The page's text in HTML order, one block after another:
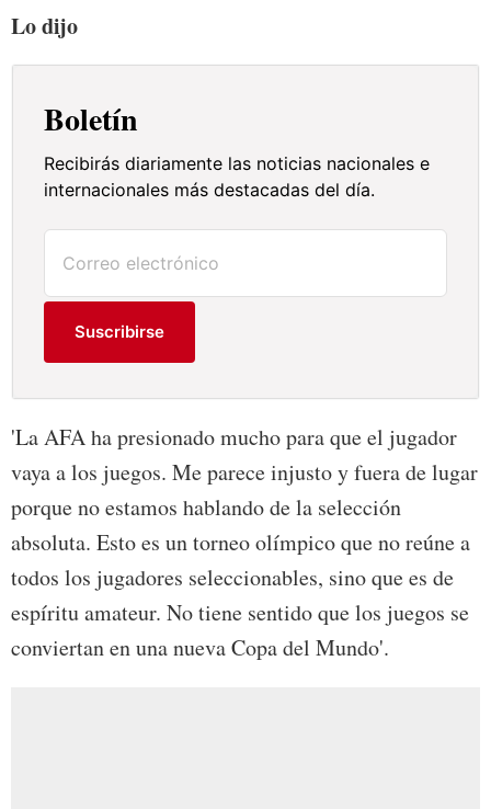
Lo dijo
Boletín
Recibirás diariamente las noticias nacionales e
internacionales más destacadas del día.
Suscribirse
'La AFA ha presionado mucho para que el jugador
vaya a los juegos. Me parece injusto y fuera de lugar
porque no estamos hablando de la selección
absoluta. Esto es un torneo olímpico que no reúne a
todos los jugadores seleccionables, sino que es de
espíritu amateur. No tiene sentido que los juegos se
conviertan en una nueva Copa del Mundo'.